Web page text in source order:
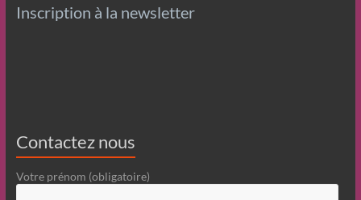
Inscription à la newsletter
Contactez nous
Votre prénom (obligatoire)